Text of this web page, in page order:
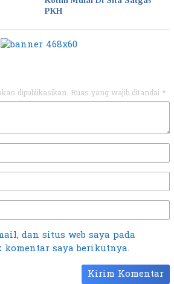
PKH
dipublikasikan. Ruas yang wajib ditandai *
dan situs web saya pada
saya berikutnya.